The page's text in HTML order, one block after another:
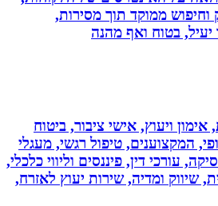
ממוקד תוך מסירות,
בטוח ואף מהנה
ויעוץ, אישי ציבור, ביטוח
המקצוענים, טיפול רגשי, מעגלי
עורכי דין, פיננסים וליווי כלכלי,
ומדיה, שירות יעוץ לאזרח,